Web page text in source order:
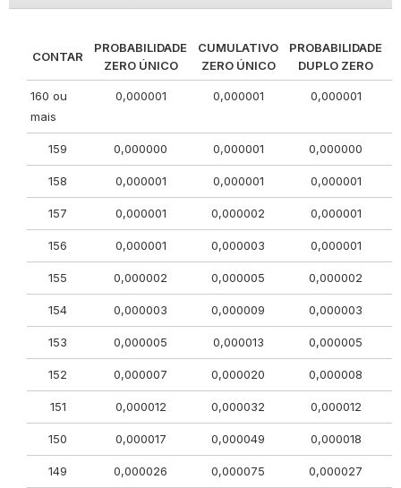
CONTAR
PROBABILIDADE
ZERO ÚNICO
CUMULATIVO
ZERO ÚNICO
PROBABILIDADE
DUPLO ZERO
160 ou
mais
0,000001 0,000001 0,000001
159 0,000000 0,000001 0,000000
158 0,000001 0,000001 0,000001
157 0,000001 0,000002 0,000001
156 0,000001 0,000003 0,000001
155 0,000002 0,000005 0,000002
154 0,000003 0,000009 0,000003
153 0,000005 0,000013 0,000005
152 0,000007 0,000020 0,000008
151 0,000012 0,000032 0,000012
150 0,000017 0,000049 0,000018
149 0,000026 0,000075 0,000027